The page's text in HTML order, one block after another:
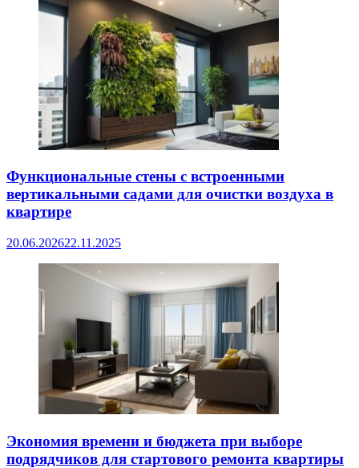
Функциональные стены с встроенными
вертикальными садами для очистки воздуха в
квартире
20.06.202622.11.2025
Экономия времени и бюджета при выборе
подрядчиков для стартового ремонта квартиры